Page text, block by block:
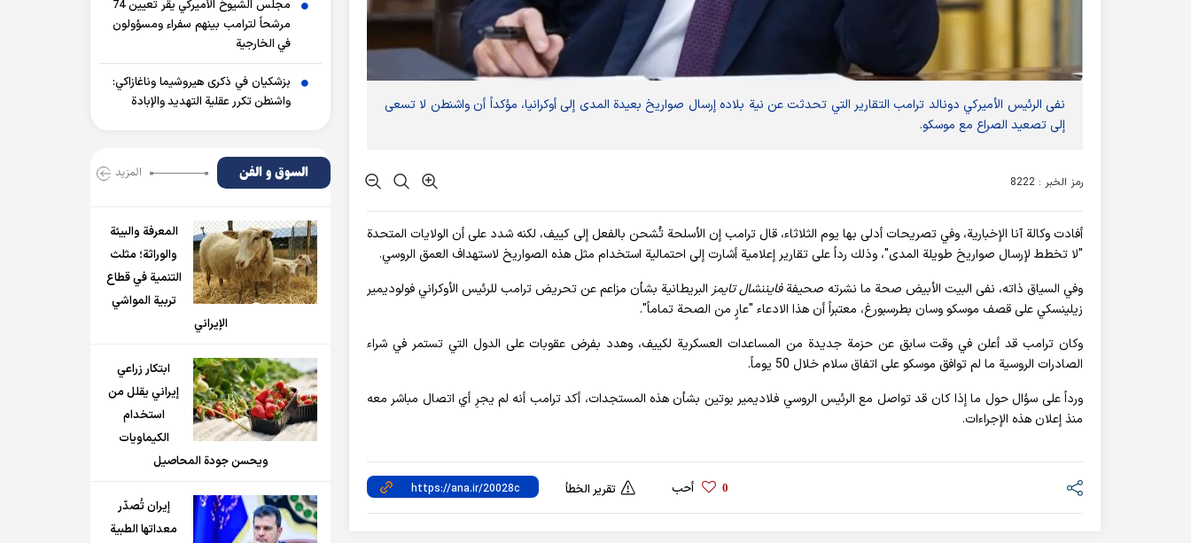
نفى الرئيس الأميركي دونالد ترامب التقارير التي تحدثت عن نية بلاده إرسال صواريخ بعيدة المدى إلى أوكرانيا، مؤكداً أن واشنطن لا تسعى
إلى تصعيد الصراع مع موسكو.
رمز الخبر : 8222
أفادت وکالة آنا الإخباریة، وفي تصريحات أدلى بها يوم الثلاثاء، قال ترامب إن الأسلحة تُشحن بالفعل إلى كييف، لكنه شدد على أن الولايات المتحدة
"لا تخطط لإرسال صواريخ طويلة المدى"، وذلك رداً على تقارير إعلامية أشارت إلى احتمالية استخدام مثل هذه الصواريخ لاستهداف العمق الروسي.
وفي السياق ذاته، نفى البيت الأبيض صحة ما نشرته صحيفةفايننشال تايمز البريطانية بشأن مزاعم عن تحريض ترامب للرئيس الأوكراني فولوديمير
زيلينسكي على قصف موسكو وسان بطرسبورغ، معتبراً أن هذا الادعاء "عارٍ من الصحة تماماً".
وكان ترامب قد أعلن في وقت سابق عن حزمة جديدة من المساعدات العسكرية لكييف، وهدد بفرض عقوبات على الدول التي تستمر في شراء
الصادرات الروسية ما لم توافق موسكو على اتفاق سلام خلال 50 يوماً.
ورداً على سؤال حول ما إذا كان قد تواصل مع الرئيس الروسي فلاديمير بوتين بشأن هذه المستجدات، أكد ترامب أنه لم يجرِ أي اتصال مباشر معه
منذ إعلان هذه الإجراءات.
0 أحب تقرير الخطأ
مجلس الشيوخ الأميركي يقر تعيين 74
مرشحاً لترامب بينهم سفراء ومسؤولون
في الخارجية
بزشكيان في ذكرى هيروشيما وناغازاكي:
واشنطن تكرر عقلية التهديد والإبادة
السوق و الفن المزید
المعرفة والبيئة
والوراثة؛ مثلث
التنمية في قطاع
تربية المواشي
الإيراني
ابتكار زراعي
إيراني يقلل من
استخدام
الكيماويات
ويحسن جودة المحاصيل
إيران تُصدّر
معداتها الطبية